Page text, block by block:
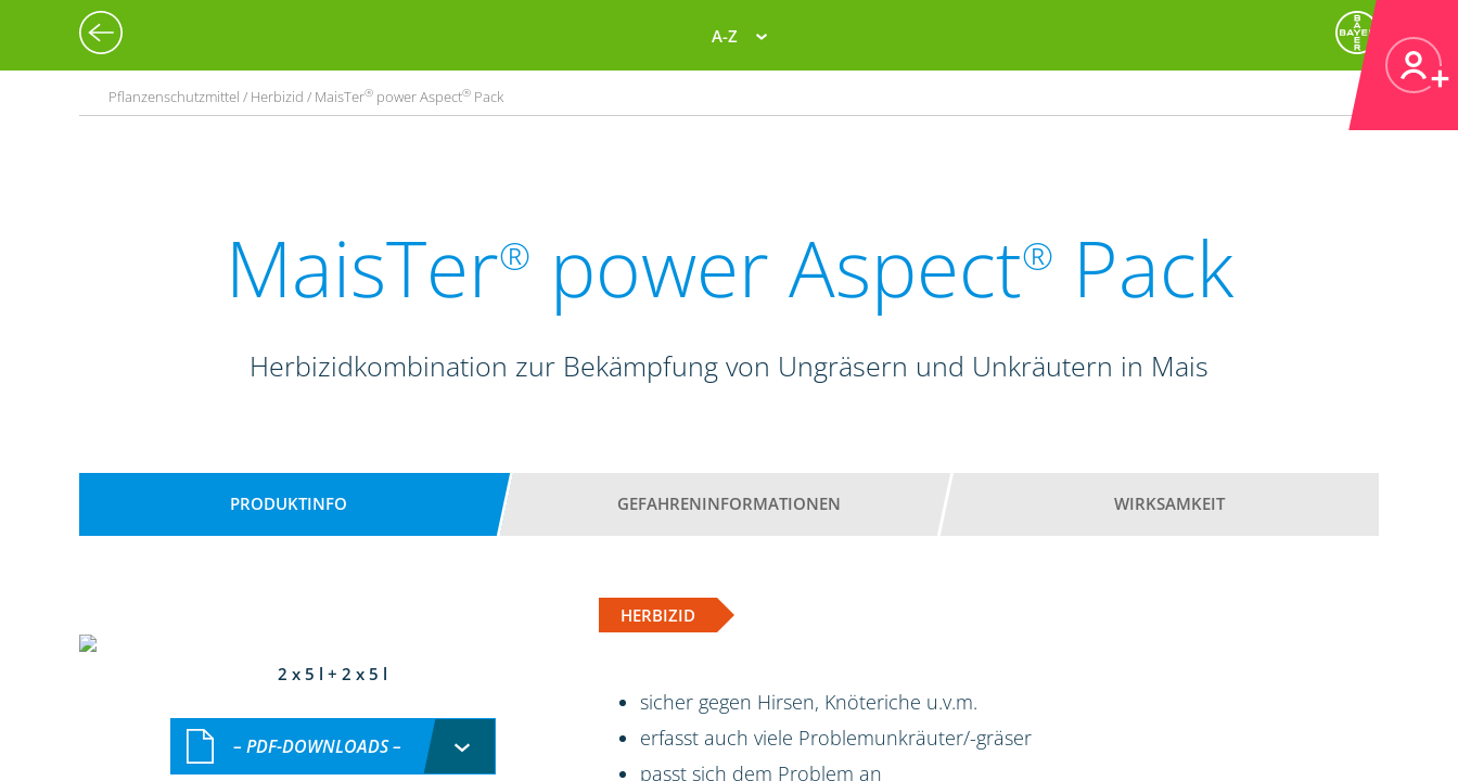
A-Z
Pflanzenschutzmittel / Herbizid / MaisTer® power Aspect® Pack
MaisTer® power Aspect® Pack
Herbizidkombination zur Bekämpfung von Ungräsern und Unkräutern in Mais
PRODUKTINFO GEFAHRENINFORMATIONEN WIRKSAMKEIT
HERBIZID
2 x 5 l + 2 x 5 l
– PDF-DOWNLOADS –
sicher gegen Hirsen, Knöteriche u.v.m.
erfasst auch viele Problemunkräuter/-gräser
passt sich dem Problem an